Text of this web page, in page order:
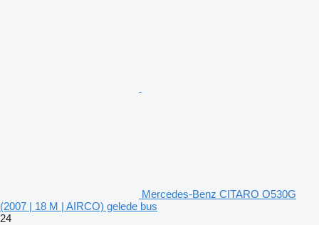
Mercedes-Benz CITARO O530G
(2007 | 18 M | AIRCO) gelede bus
24